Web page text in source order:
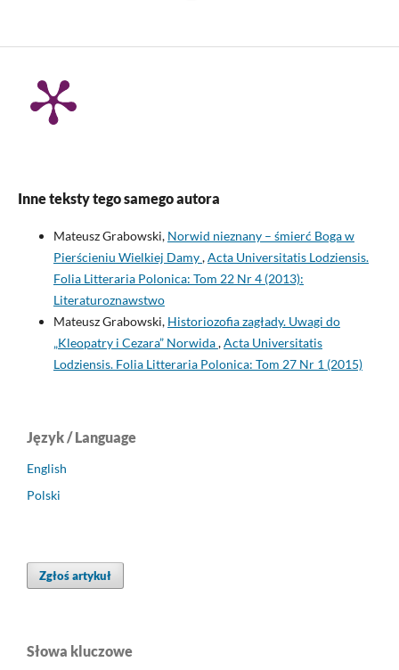
Inne teksty tego samego autora
Mateusz Grabowski, Norwid nieznany – śmierć Boga w
Pierścieniu Wielkiej Damy,Acta Universitatis Lodziensis.
Folia Litteraria Polonica: Tom 22 Nr 4 (2013):
Literaturoznawstwo
Mateusz Grabowski, Historiozofia zagłady. Uwagi do
„Kleopatry i Cezara” Norwida,Acta Universitatis
Lodziensis. Folia Litteraria Polonica: Tom 27 Nr 1 (2015)
Język / Language
English
Polski
Zgłoś artykuł
Słowa kluczowe